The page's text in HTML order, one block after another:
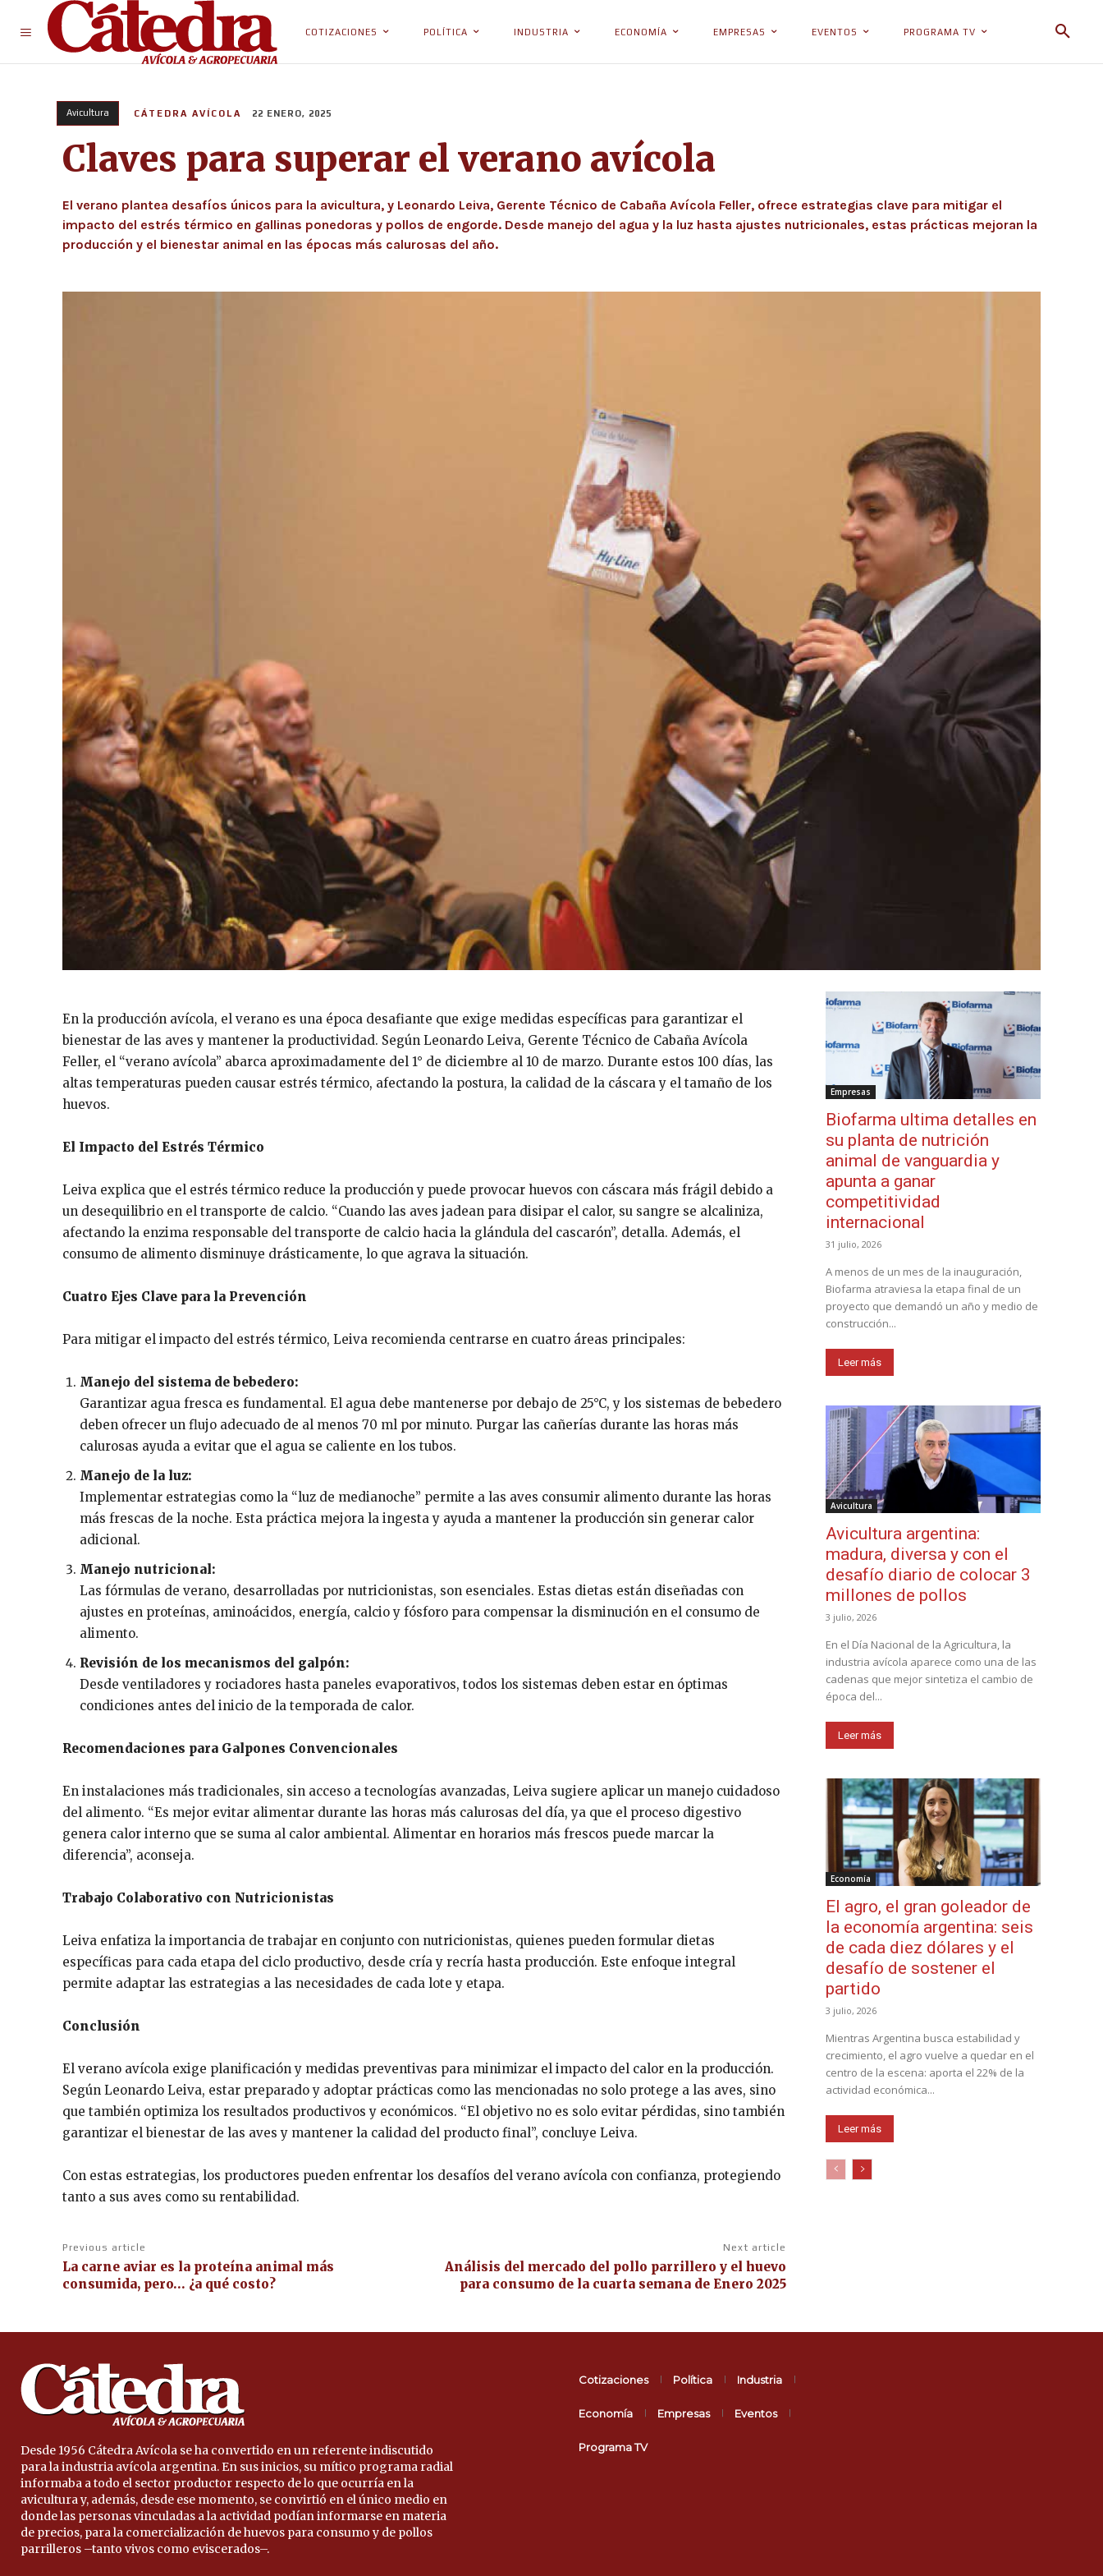
COTIZACIONES POLÍTICA INDUSTRIA ECONOMÍA EMPRESAS EVENTOS PROGRAMA TV
Avicultura CÁTEDRA AVÍCOLA 22 ENERO, 2025
Claves para superar el verano avícola
El verano plantea desafíos únicos para la avicultura, y Leonardo Leiva, Gerente Técnico de Cabaña Avícola Feller, ofrece estrategias clave para mitigar el
impacto del estrés térmico en gallinas ponedoras y pollos de engorde. Desde manejo del agua y la luz hasta ajustes nutricionales, estas prácticas mejoran la
producción y el bienestar animal en las épocas más calurosas del año.
En la producción avícola, el verano es una época desafiante que exige medidas específicas para garantizar el
bienestar de las aves y mantener la productividad. Según Leonardo Leiva, Gerente Técnico de Cabaña Avícola
Feller, el “verano avícola” abarca aproximadamente del 1° de diciembre al 10 de marzo. Durante estos 100 días, las
altas temperaturas pueden causar estrés térmico, afectando la postura, la calidad de la cáscara y el tamaño de los
huevos.
El Impacto del Estrés Térmico
Leiva explica que el estrés térmico reduce la producción y puede provocar huevos con cáscara más frágil debido a
un desequilibrio en el transporte de calcio. “Cuando las aves jadean para disipar el calor, su sangre se alcaliniza,
afectando la enzima responsable del transporte de calcio hacia la glándula del cascarón”, detalla. Además, el
consumo de alimento disminuye drásticamente, lo que agrava la situación.
Cuatro Ejes Clave para la Prevención
Para mitigar el impacto del estrés térmico, Leiva recomienda centrarse en cuatro áreas principales:
Manejo del sistema de bebedero:
Garantizar agua fresca es fundamental. El agua debe mantenerse por debajo de 25°C, y los sistemas de bebedero
deben ofrecer un flujo adecuado de al menos 70 ml por minuto. Purgar las cañerías durante las horas más
calurosas ayuda a evitar que el agua se caliente en los tubos.
Manejo de la luz:
Implementar estrategias como la “luz de medianoche” permite a las aves consumir alimento durante las horas
más frescas de la noche. Esta práctica mejora la ingesta y ayuda a mantener la producción sin generar calor
adicional.
Manejo nutricional:
Las fórmulas de verano, desarrolladas por nutricionistas, son esenciales. Estas dietas están diseñadas con
ajustes en proteínas, aminoácidos, energía, calcio y fósforo para compensar la disminución en el consumo de
alimento.
Revisión de los mecanismos del galpón:
Desde ventiladores y rociadores hasta paneles evaporativos, todos los sistemas deben estar en óptimas
condiciones antes del inicio de la temporada de calor.
Recomendaciones para Galpones Convencionales
En instalaciones más tradicionales, sin acceso a tecnologías avanzadas, Leiva sugiere aplicar un manejo cuidadoso
del alimento. “Es mejor evitar alimentar durante las horas más calurosas del día, ya que el proceso digestivo
genera calor interno que se suma al calor ambiental. Alimentar en horarios más frescos puede marcar la
diferencia”, aconseja.
Trabajo Colaborativo con Nutricionistas
Leiva enfatiza la importancia de trabajar en conjunto con nutricionistas, quienes pueden formular dietas
específicas para cada etapa del ciclo productivo, desde cría y recría hasta producción. Este enfoque integral
permite adaptar las estrategias a las necesidades de cada lote y etapa.
Conclusión
El verano avícola exige planificación y medidas preventivas para minimizar el impacto del calor en la producción.
Según Leonardo Leiva, estar preparado y adoptar prácticas como las mencionadas no solo protege a las aves, sino
que también optimiza los resultados productivos y económicos. “El objetivo no es solo evitar pérdidas, sino también
garantizar el bienestar de las aves y mantener la calidad del producto final”, concluye Leiva.
Con estas estrategias, los productores pueden enfrentar los desafíos del verano avícola con confianza, protegiendo
tanto a sus aves como su rentabilidad.
Previous article
La carne aviar es la proteína animal más
consumida, pero… ¿a qué costo?
Next article
Análisis del mercado del pollo parrillero y el huevo
para consumo de la cuarta semana de Enero 2025
Empresas
Biofarma ultima detalles en
su planta de nutrición
animal de vanguardia y
apunta a ganar
competitividad
internacional
31 julio, 2026
A menos de un mes de la inauguración,
Biofarma atraviesa la etapa final de un
proyecto que demandó un año y medio de
construcción...
Leer más
Avicultura
Avicultura argentina:
madura, diversa y con el
desafío diario de colocar 3
millones de pollos
3 julio, 2026
En el Día Nacional de la Agricultura, la
industria avícola aparece como una de las
cadenas que mejor sintetiza el cambio de
época del...
Leer más
Economía
El agro, el gran goleador de
la economía argentina: seis
de cada diez dólares y el
desafío de sostener el
partido
3 julio, 2026
Mientras Argentina busca estabilidad y
crecimiento, el agro vuelve a quedar en el
centro de la escena: aporta el 22% de la
actividad económica...
Leer más
Desde 1956 Cátedra Avícola se ha convertido en un referente indiscutido
para la industria avícola argentina. En sus inicios, su mítico programa radial
informaba a todo el sector productor respecto de lo que ocurría en la
avicultura y, además, desde ese momento, se convirtió en el único medio en
donde las personas vinculadas a la actividad podían informarse en materia
de precios, para la comercialización de huevos para consumo y de pollos
parrilleros –tanto vivos como eviscerados–.
Cotizaciones Política Industria
Economía Empresas Eventos
Programa TV